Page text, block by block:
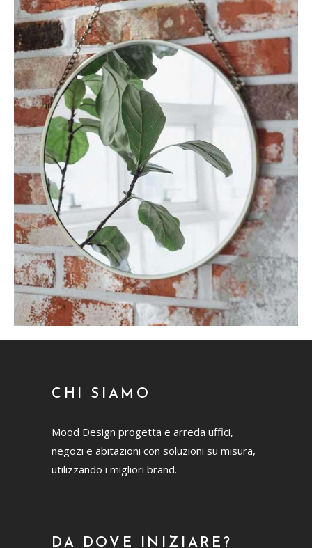
Eco Interior
GO GREEN
CHI SIAMO
Mood Design progetta e arreda uffici,
negozi e abitazioni con soluzioni su misura,
utilizzando i migliori brand.
DA DOVE INIZIARE?